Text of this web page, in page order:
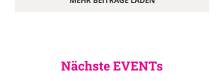
Nächste EVENTs